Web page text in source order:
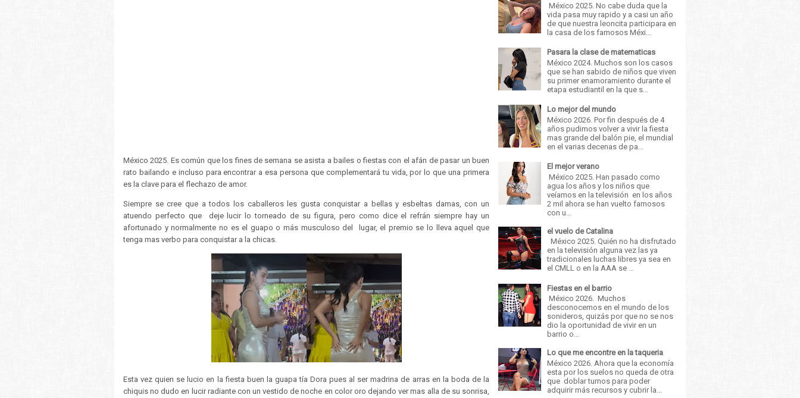
México 2025. Es común que los fines de semana se asista a bailes o fiestas con el afán de pasar un buen
rato bailando e incluso para encontrar a esa persona que complementará tu vida, por lo que una primera
es la clave para el flechazo de amor.
Siempre se cree que a todos los caballeros les gusta conquistar a bellas y esbeltas damas, con un
atuendo perfecto que deje lucir lo torneado de su figura, pero como dice el refrán siempre hay un
afortunado y normalmente no es el guapo o más musculoso del lugar, el premio se lo lleva aquel que
tenga mas verbo para conquistar a la chicas.
Esta vez quien se lucio en la fiesta buen la guapa tía Dora pues al ser madrina de arras en la boda de la
chiquis no dudo en lucir radiante con un vestido de noche en color oro dejando ver mas alla de su sonrisa,
México 2025. No cabe duda que la
vida pasa muy rapido y a casi un año
de que nuestra leoncita participara en
la casa de los famosos Méxi...
Pasara la clase de matematicas
México 2024. Muchos son los casos
que se han sabido de niños que viven
su primer enamoramiento durante el
etapa estudiantil en la que s...
Lo mejor del mundo
México 2026. Por fin después de 4
años pudimos volver a vivir la fiesta
mas grande del balón pie, el mundial
en el varias decenas de pa...
El mejor verano
México 2025. Han pasado como
agua los años y los niños que
veíamos en la televisión en los años
2 mil ahora se han vuelto famosos
con u...
el vuelo de Catalina
México 2025. Quién no ha disfrutado
en la televisión alguna vez las ya
tradicionales luchas libres ya sea en
el CMLL o en la AAA se ...
Fiestas en el barrio
México 2026. Muchos
desconocemos en el mundo de los
sonideros, quizás por que no se nos
dio la oportunidad de vivir en un
barrio o...
Lo que me encontre en la taqueria
México 2026. Ahora que la economía
esta por los suelos no queda de otra
que doblar turnos para poder
adquirir más recursos y cubrir la...